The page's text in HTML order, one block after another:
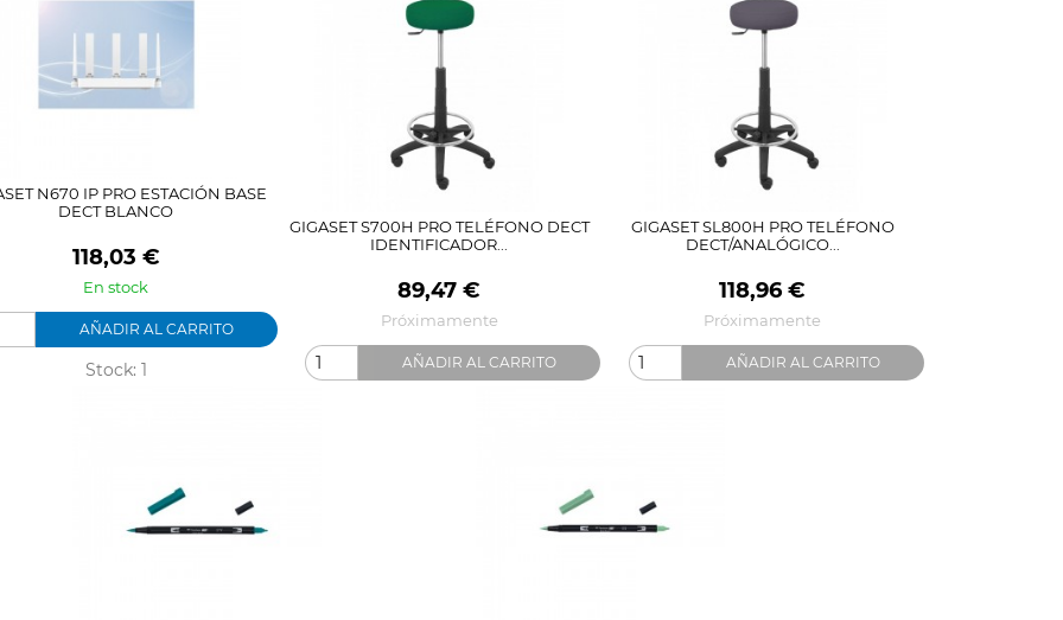
N670 IP PRO ESTACIÓN BASE
DECT BLANCO
Precio
118,03 €
En stock
AÑADIR AL CARRITO
Stock: 1
GIGASET S700H PRO TELÉFONO DECT
IDENTIFICADOR...
Precio
89,47 €
Próximamente
AÑADIR AL CARRITO
GIGASET SL800H PRO TELÉFONO
DECT/ANALÓGICO...
Precio
118,96 €
Próximamente
AÑADIR AL CARRITO